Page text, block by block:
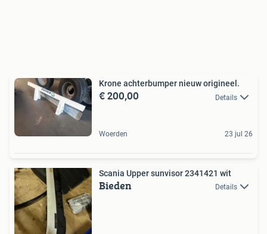
Krone achterbumper nieuw origineel.
€ 200,00 Details
Woerden 23 jul 26
Scania Upper sunvisor 2341421 wit
Bieden Details